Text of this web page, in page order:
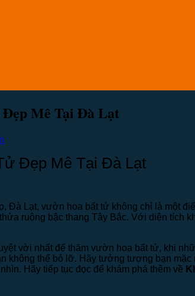
Mê Tại Đà Lạt
Đẹp Mê Tại Đà Lạt
Đà Lạt, vườn hoa bất tử không chỉ là một
ruộng bậc thang Tây Bắc. Với diện
vời nhất để thăm vườn hoa bất tử, khi
không thể bỏ lỡ. Hãy tưởng tượng bạn
Hãy tiếp tục đọc để khám phá thêm về